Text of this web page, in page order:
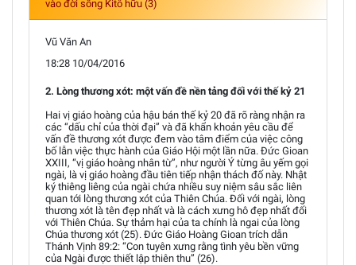
vào đời sống Kitô hữu (3)
Vũ Văn An
18:28 10/04/2016
2. Lòng thương xót: một vấn đề nền tảng đối với thế kỷ 21
Hai vị giáo hoàng của hậu bán thế kỷ 20 đã rõ ràng nhận ra
các “dấu chỉ của thời đại” và đã khẩn khoản yêu cầu để
vấn đề thương xót được đem vào tâm điểm của việc công
bố lẫn việc thực hành của Giáo Hội một lần nữa. Đức Gioan
XXIII, “vị giáo hoàng nhân từ”, như người Ý từng âu yếm gọi
ngài, là vị giáo hoàng đầu tiên tiếp nhận thách đố này. Nhật
ký thiêng liêng của ngài chứa nhiều suy niệm sâu sắc liên
quan tới lòng thương xót của Thiên Chúa. Đối với ngài, lòng
thương xót là tên đẹp nhất và là cách xưng hô đẹp nhất đối
với Thiên Chúa. Sự thảm hại của ta chính là ngai của lòng
Chúa thương xót (25). Đức Giáo Hoàng Gioan trích dẫn
Thánh Vịnh 89:2: “Con tuyên xưng rằng tình yêu bền vững
của Ngài được thiết lập thiên thu” (26).